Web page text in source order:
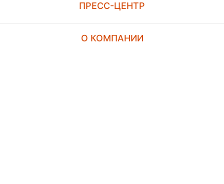
ПРЕСС-ЦЕНТР
О КОМПАНИИ